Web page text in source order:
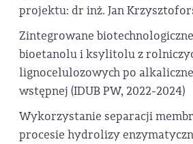
projektu: dr inż. Jan
Zintegrowane
bioetanolu i ksylitolu z
lignocelulozowych po
wstępnej (IDUB PW, 2022-2024)
Wykorzystanie separacji
procesie hydrolizy